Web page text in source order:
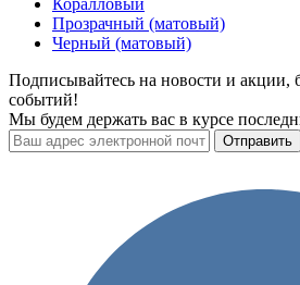
Коралловый
Прозрачный (матовый)
Черный (матовый)
Подписывайтесь на новости и акции,
событий!
Мы будем держать вас в курсе